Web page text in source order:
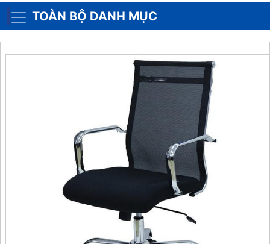
TOÀN BỘ DANH MỤC